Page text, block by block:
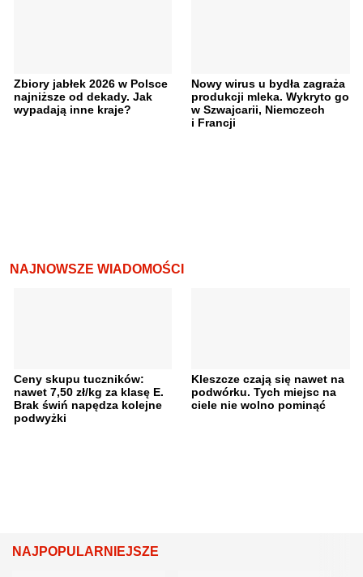
Zbiory jabłek 2026 w Polsce
najniższe od dekady. Jak
wypadają inne kraje?
Nowy wirus u bydła zagraża
produkcji mleka. Wykryto go
w Szwajcarii, Niemczech
i Francji
NAJNOWSZE WIADOMOŚCI
Ceny skupu tuczników:
nawet 7,50 zł/kg za klasę E.
Brak świń napędza kolejne
podwyżki
Kleszcze czają się nawet na
podwórku. Tych miejsc na
ciele nie wolno pominąć
NAJPOPULARNIEJSZE